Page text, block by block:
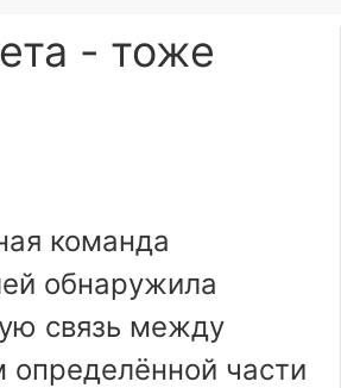
- тоже
команда
обнаружила
связь между
определённой части